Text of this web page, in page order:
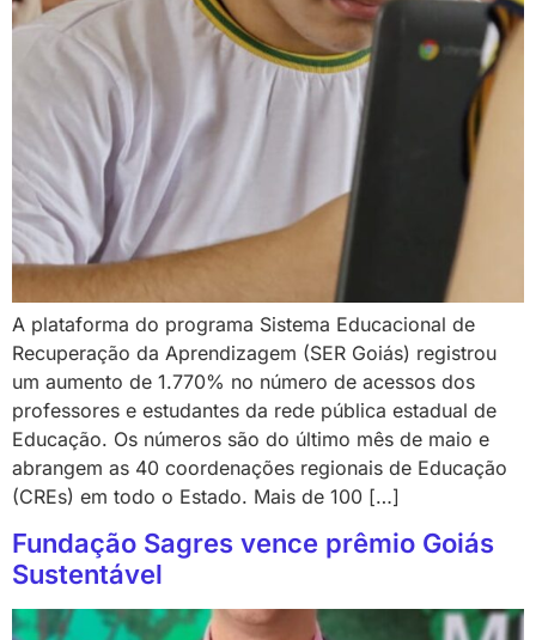
A plataforma do programa Sistema Educacional de
Recuperação da Aprendizagem (SER Goiás) registrou
um aumento de 1.770% no número de acessos dos
professores e estudantes da rede pública estadual de
Educação. Os números são do último mês de maio e
abrangem as 40 coordenações regionais de Educação
(CREs) em todo o Estado. Mais de 100 […]
Fundação Sagres vence prêmio Goiás
Sustentável